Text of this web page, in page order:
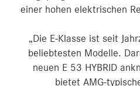
einer hohen elektrischen
„Die E-Klasse ist seit
beliebtesten Modelle.
neuen E 53 HYBRID
bietet AMG-